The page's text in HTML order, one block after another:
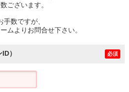
ございます。
手数ですが、
ムよりお問合せ下さい。
） 必須